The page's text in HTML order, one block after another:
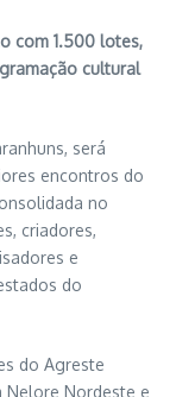
com 1.500 lotes,
cultural
, será
encontros do
no
criadores,
e
do
do Agreste
Nelore Nordeste e